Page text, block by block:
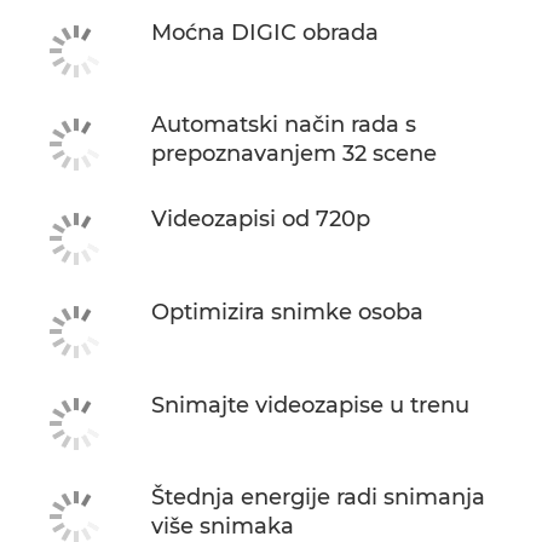
Moćna DIGIC obrada
Automatski način rada s
prepoznavanjem 32 scene
Videozapisi od 720p
Optimizira snimke osoba
Snimajte videozapise u trenu
Štednja energije radi snimanja
više snimaka